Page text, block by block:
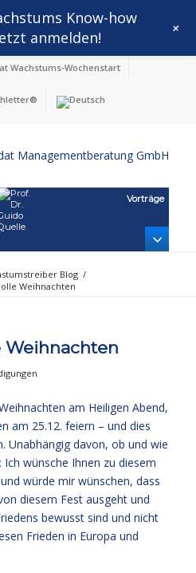
Wachstums-Wochenstart
Vorträge
Blog /
Weihnachten
Weihnachten
am Heiligen Abend,
am 25.12. feiern – und dies
Unabhängig davon, ob und wie
wünsche Ihnen zu diesem
würde mir wünschen, dass
diesem Fest ausgeht und
bewusst sind und nicht
Frieden in Europa und
Know-how
anmelden! +